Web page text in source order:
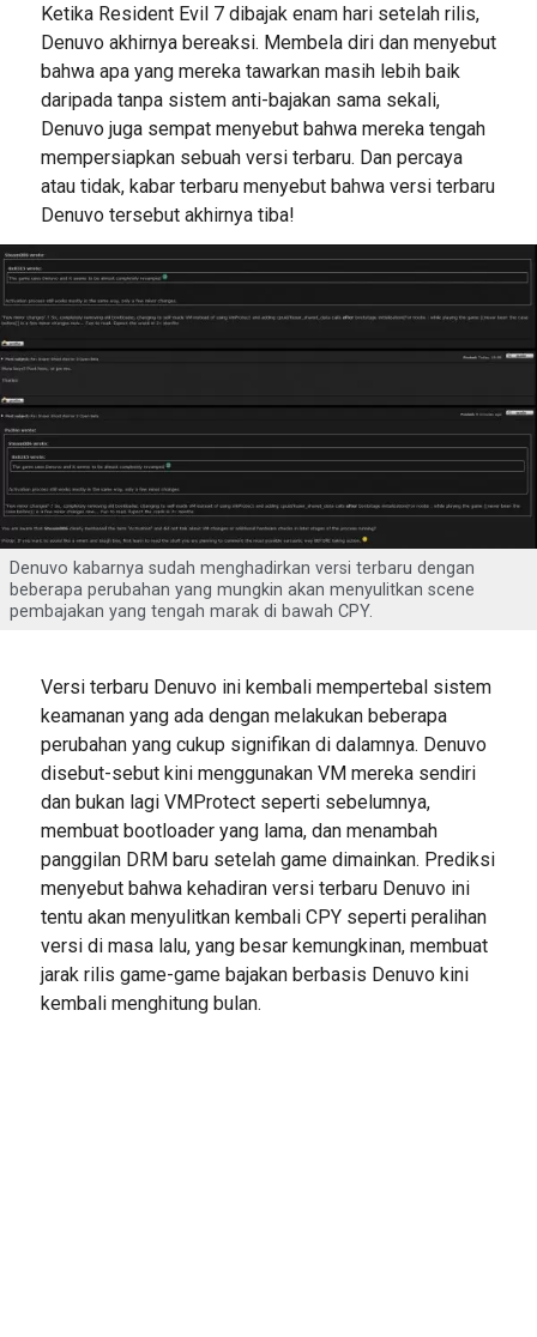
Ketika Resident Evil 7 dibajak enam hari setelah rilis,
Denuvo akhirnya bereaksi. Membela diri dan menyebut
bahwa apa yang mereka tawarkan masih lebih baik
daripada tanpa sistem anti-bajakan sama sekali,
Denuvo juga sempat menyebut bahwa mereka tengah
mempersiapkan sebuah versi terbaru. Dan percaya
atau tidak, kabar terbaru menyebut bahwa versi terbaru
Denuvo tersebut akhirnya tiba!
Denuvo kabarnya sudah menghadirkan versi terbaru dengan
beberapa perubahan yang mungkin akan menyulitkan scene
pembajakan yang tengah marak di bawah CPY.
Versi terbaru Denuvo ini kembali mempertebal sistem
keamanan yang ada dengan melakukan beberapa
perubahan yang cukup signifikan di dalamnya. Denuvo
disebut-sebut kini menggunakan VM mereka sendiri
dan bukan lagi VMProtect seperti sebelumnya,
membuat bootloader yang lama, dan menambah
panggilan DRM baru setelah game dimainkan. Prediksi
menyebut bahwa kehadiran versi terbaru Denuvo ini
tentu akan menyulitkan kembali CPY seperti peralihan
versi di masa lalu, yang besar kemungkinan, membuat
jarak rilis game-game bajakan berbasis Denuvo kini
kembali menghitung bulan.